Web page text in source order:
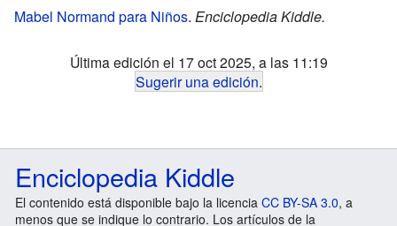
Mabel Normand para Niños. Enciclopedia Kiddle.
Última edición el 17 oct 2025, a las 11:19
Sugerir una edición.
Enciclopedia Kiddle
El contenido está disponible bajo la licencia CC BY-SA 3.0, a
menos que se indique lo contrario. Los artículos de la